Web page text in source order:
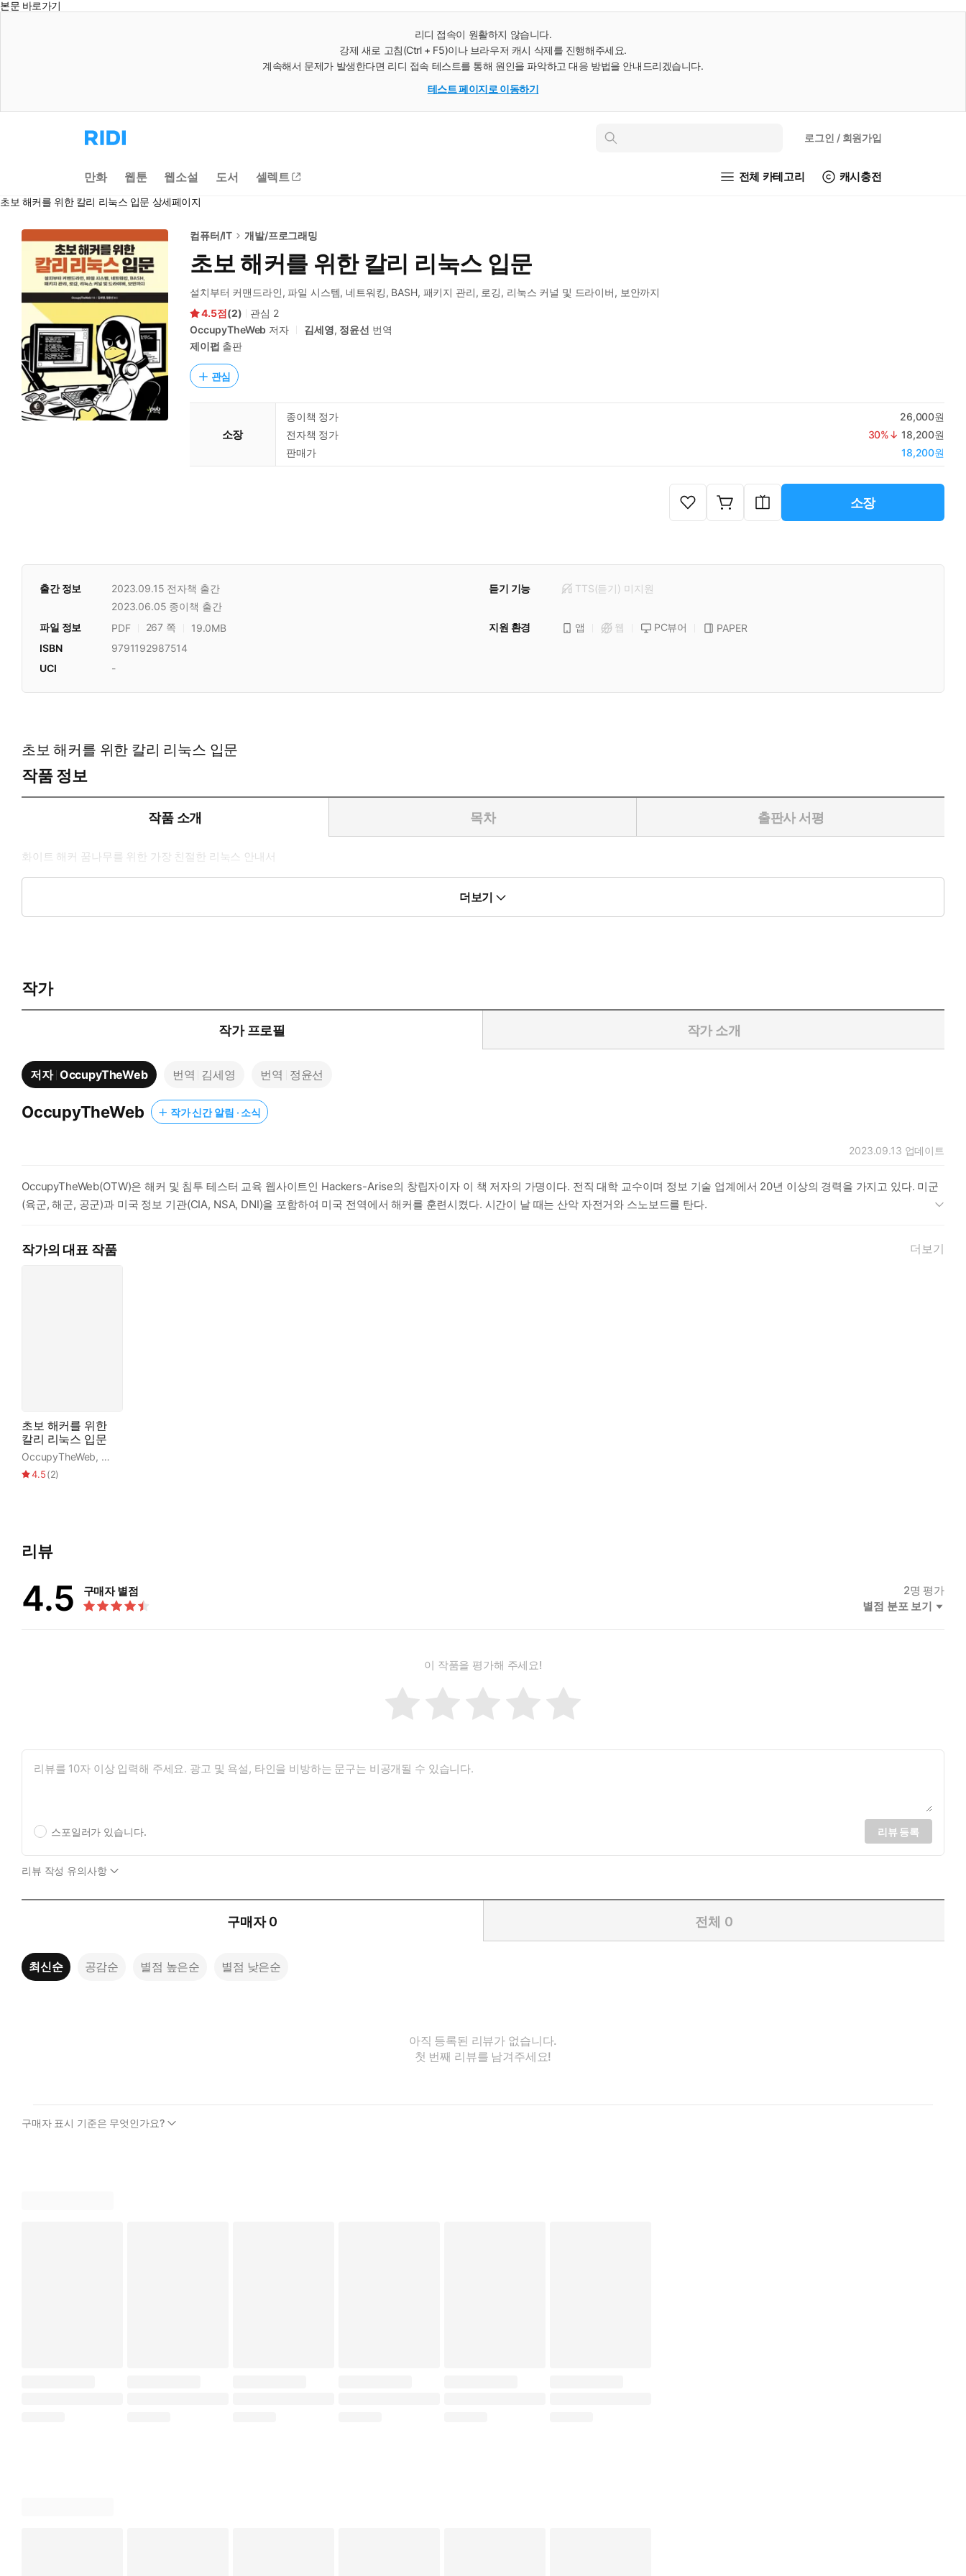
본문 바로가기
리디 접속이 원활하지 않습니다.
강제 새로 고침(Ctrl + F5)이나 브라우저 캐시 삭제를 진행해주세요.
계속해서 문제가 발생한다면 리디 접속 테스트를 통해 원인을 파악하고 대응 방법을 안내드리겠습니다.
테스트 페이지로 이동하기
리
디
으
로
동
인
로그인 / 회원가입
만화 웹툰 웹소설 도서 셀렉트 전체 카테고리 캐시충전
초보 해커를 위한 칼리 리눅스 입문 상세페이지
컴퓨터/IT 개발/프로그래밍
초보 해커를 위한 칼리 리눅스 입문
설치부터 커맨드라인, 파일 시스템, 네트워킹, BASH, 패키지 관리, 로깅, 리눅스 커널 및 드라이버, 보안까지
4.5
(2) 관심 2
OccupyTheWeb 저자 김세영, 정윤선 번역
제이펍 출판
관심
소장
종이책 정가
26,000원
전자책 정가
30%↓ 18,200원
판매가
18,200원
소장
출간 정보 2023.09.15 전자책 출간
2023.06.05 종이책 출간
듣기 기능 TTS(듣기) 미지원
파일 정보 PDF 267 쪽 19.0MB 지원 환경 앱 웹 PC뷰어
PAPER
ISBN
9791192987514
UCI
-
초보 해커를 위한 칼리 리눅스 입문
작품 정보
작품 소개 목차 출판사 서평
화이트 해커 꿈나무를 위한 가장 친절한 리눅스 안내서
보안 전문가나 해커가 되려면 리눅스 시스템의 이해는 기본이다. 이 책은 해킹, 사이버 보안, 침투 테스트 등을 시작하기에 앞서 꼭 알아야 할 리눅스의 기초를 담았다. 해커가 많이 쓰는 칼리 리눅스
배포판으로 실습하므로, 해킹의 기초를 학습하고 다음 단계로 넘어가기에 적합하다. 이 책으로 리눅스의 기본 명령어를 따라 하며 실습하다 보면, 어느새 해커가 된 자신과 마주하게 될 것이다.
더보기
작가
작가 프로필 작가 소개
저자 OccupyTheWeb 번역 김세영 번역 정윤선
OccupyTheWeb 작가 신간 알림 · 소식
2023.09.13 업데이트
OccupyTheWeb(OTW)은 해커 및 침투 테스터 교육 웹사이트인 Hackers-Arise의 창립자이자 이 책 저자의 가명이다. 전직 대학 교수이며 정보 기술 업계에서 20년 이상의 경력을 가지고 있다. 미군
(육군, 해군, 공군)과 미국 정보 기관(CIA, NSA, DNI)을 포함하여 미국 전역에서 해커를 훈련시켰다. 시간이 날 때는 산악 자전거와 스노보드를 탄다.
작가의 대표 작품 더보기
초보 해커를 위한
칼리 리눅스 입문
OccupyTheWeb, 김세영
4.5(2)
리뷰
4.5 구매자 별점 2명 평가
별점 분포 보기
이 작품을 평가해 주세요!
스포일러가 있습니다. 리뷰 등록
리뷰 작성 유의사항
구매자 0 전체 0
최신순 공감순 별점 높은순 별점 낮은순
아직 등록된 리뷰가 없습니다.
첫 번째 리뷰를 남겨주세요!
구매자 표시 기준은 무엇인가요?